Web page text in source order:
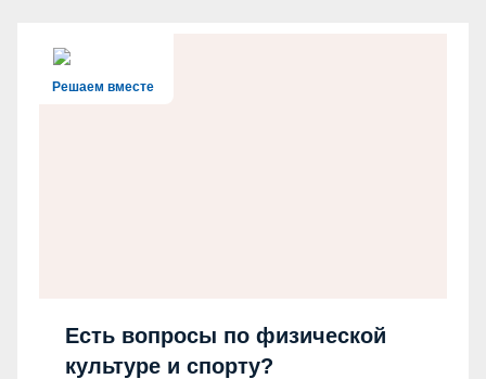
Решаем вместе
Есть вопросы по физической
культуре и спорту?